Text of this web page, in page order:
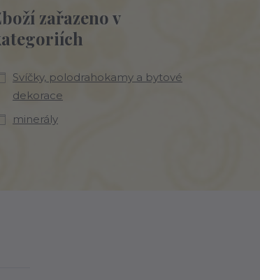
zařazeno v
Svíčky, polodrahokamy a bytové
dekorace
minerály